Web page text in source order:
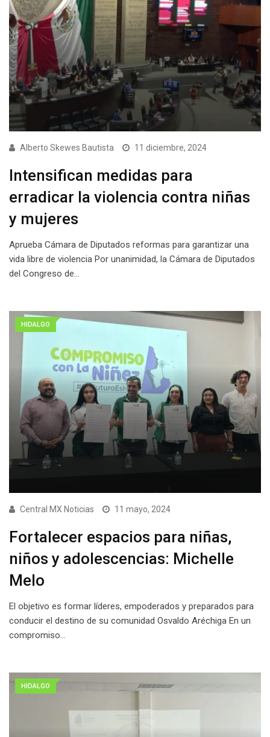
Alberto Skewes Bautista 11 diciembre, 2024
Intensifican medidas para
erradicar la violencia contra niñas
y mujeres
Aprueba Cámara de Diputados reformas para garantizar una
vida libre de violencia Por unanimidad, la Cámara de Diputados
del Congreso de…
HIDALGO
Central MX Noticias 11 mayo, 2024
Fortalecer espacios para niñas,
niños y adolescencias: Michelle
Melo
El objetivo es formar líderes, empoderados y preparados para
conducir el destino de su comunidad Osvaldo Aréchiga En un
compromiso…
HIDALGO